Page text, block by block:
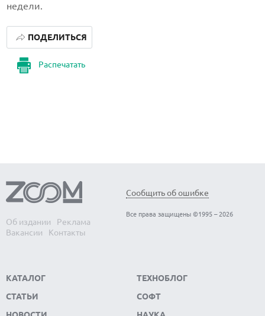
недели.
Распечатать
ПОДЕЛИТЬСЯ
Об издании
Реклама
Вакансии
Контакты
Сообщить об ошибке
Все права защищены ©1995 – 2026
КАТАЛОГ
СТАТЬИ
ТЕХНОБЛОГ
СОФТ